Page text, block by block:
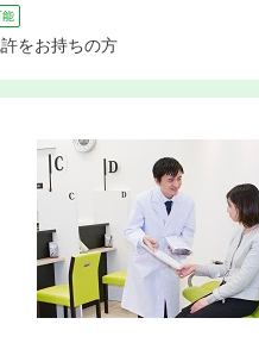
能
をお持ちの方